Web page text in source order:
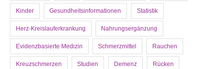
Kinder Gesundheitsinformationen Statistik
Herz-Kreislauferkrankung Nahrungsergänzung
Evidenzbasierte Medizin Schmerzmittel Rauchen
Kreuzschmerzen Studien Demenz Rücken